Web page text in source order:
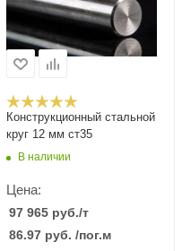
Конструкционный стальной
круг 12 мм ст35
В наличии
Цена:
97 965 руб./т
86.97 руб. /пог.м